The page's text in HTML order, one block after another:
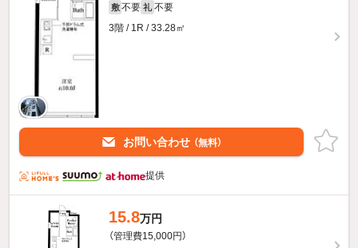
敷 不要 礼 不要
3階 / 1R / 33.28㎡
お問い合わせ （無料）
提供
15.8万円
（管理費15,000円）